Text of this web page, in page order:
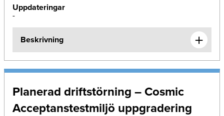
Uppdateringar
-
Beskrivning
Planerad driftstörning – Cosmic
Acceptanstestmiljö uppgradering